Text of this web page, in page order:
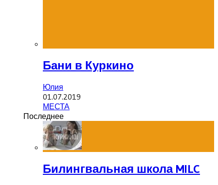
Бани в Куркино
Юлия
01.07.2019
МЕСТА
Последнее
Билингвальная школа MILC